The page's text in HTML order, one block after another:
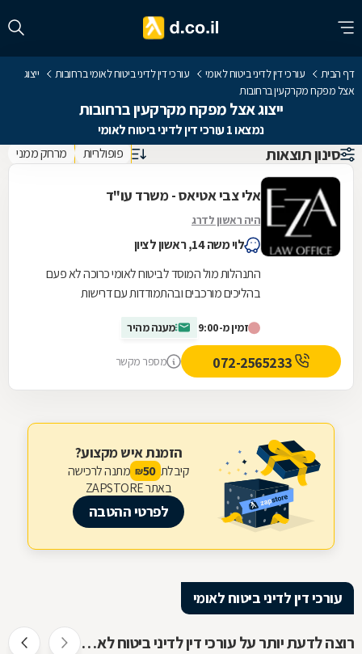
דף הבית עורכי דין לדיני ביטוח לאומי עורכי דין לדיני ביטוח לאומי ברחובות
ייצוג
אצל מפקח מקרקעין ברחובות
ייצוג אצל מפקח מקרקעין ברחובות
נמצאו 1 עורכי דין לדיני ביטוח לאומי
סינון תוצאות פופולריות מרחק ממני
אלי צבי אטיאס - משרד עו"ד
היה ראשון לדרג
לוי משה 14, ראשון לציון
התנהלות מול המוסד לביטוח לאומי כרוכה לא פעם
בהליכים מורכבים ובהתמודדות עם דרישות
ליווי...זמין מ-9:00 מענה מהיר
מספר מקשר
הזמנת איש מקצוע?
קיבלת 50
₪ מתנה לרכישה
באתר ZAPSTORE
לפרטי ההטבה
עורכי דין לדיני ביטוח לאומי
רוצה לדעת יותר על עורכי דין לדיני ביטוח לאומי ?